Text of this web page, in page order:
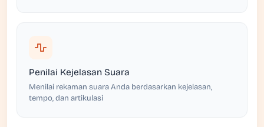
Penilai Kejelasan Suara
Menilai rekaman suara Anda berdasarkan kejelasan,
tempo, dan artikulasi